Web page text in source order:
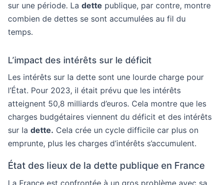
sur une période. La dette publique, par contre, montre
combien de dettes se sont accumulées au fil du
temps.
L’impact des intérêts sur le déficit
Les intérêts sur la dette sont une lourde charge pour
l’État. Pour 2023, il était prévu que les intérêts
atteignent 50,8 milliards d’euros. Cela montre que les
charges budgétaires viennent du déficit et des intérêts
sur la dette. Cela crée un cycle difficile car plus on
emprunte, plus les charges d’intérêts s’accumulent.
État des lieux de la dette publique en France
La France est confrontée à un gros problème avec sa